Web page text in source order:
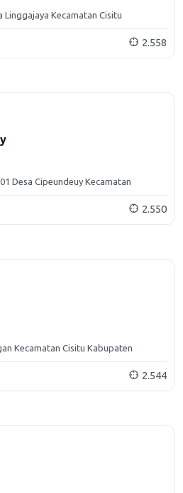
Linggajaya Kecamatan Cisitu
2.558
Desa Cipeundeuy Kecamatan
2.550
Kecamatan Cisitu Kabupaten
2.544